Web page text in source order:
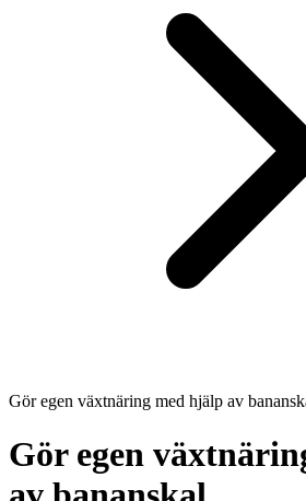
Gör egen växtnäring med hjälp av
Gör egen